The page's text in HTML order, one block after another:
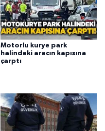
Motorlu kurye park
halindeki aracın kapısına
çarptı